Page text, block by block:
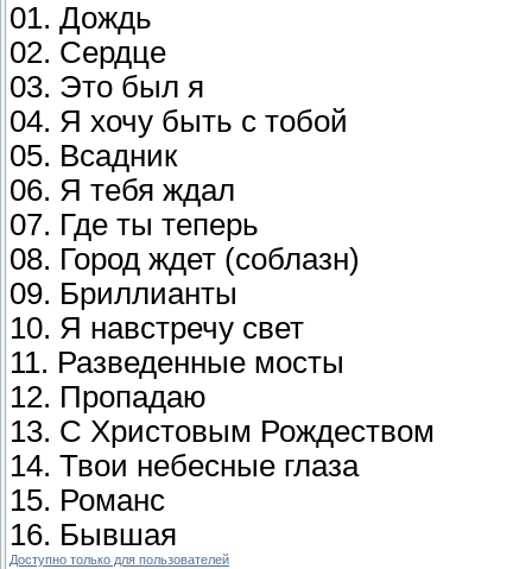
01. Дождь
02. Сердце
03. Это был я
04. Я хочу быть с тобой
05. Всадник
06. Я тебя ждал
07. Где ты теперь
08. Город ждет (соблазн)
09. Бриллианты
10. Я навстречу свет
11. Разведенные мосты
12. Пропадаю
13. С Христовым Рождеством
14. Твои небесные глаза
15. Романс
16. Бывшая
Доступно только для пользователей